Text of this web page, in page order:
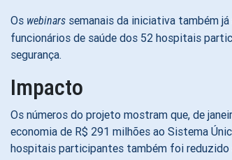
Os webinars semanais da iniciativa também
funcionários de saúde dos 52 hospitais
segurança.
Impacto
Os números do projeto mostram que, de
economia de R$ 291 milhões ao Sistema
hospitais participantes também foi reduzido